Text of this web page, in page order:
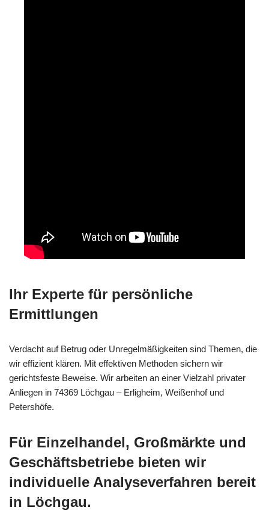
Ihr Experte für persönliche
Ermittlungen
Verdacht auf Betrug oder Unregelmäßigkeiten sind Themen, die
wir effizient klären. Mit effektiven Methoden sichern wir
gerichtsfeste Beweise. Wir arbeiten an einer Vielzahl privater
Anliegen in 74369 Löchgau – Erligheim, Weißenhof und
Petershöfe.
Für Einzelhandel, Großmärkte und
Geschäftsbetriebe bieten wir
individuelle Analyseverfahren bereit
in Löchgau.